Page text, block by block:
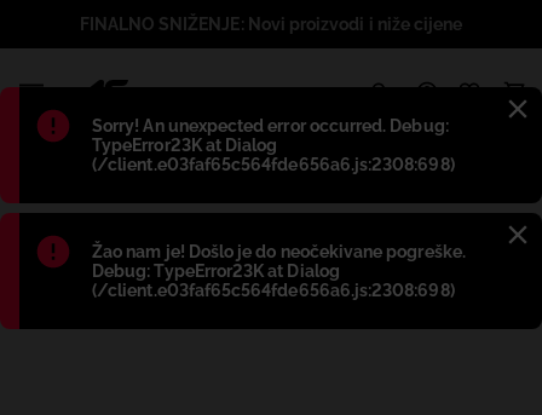
Błąd:
Sorry! An unexpected error occurred. Debug:
TypeError23K at Dialog
(/client.e03faf65c564fde656a6.js:2308:698)
Błąd:
Žao nam je! Došlo je do neočekivane pogreške.
Debug: TypeError23K at Dialog
(/client.e03faf65c564fde656a6.js:2308:698)
FINALNO SNIŽENJE: Novi proizvodi i niže cijene